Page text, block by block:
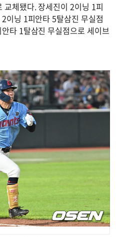
체됐다. 장세진이 2이닝 1피
이닝 1피안타 5탈삼진 무실점
타 1탈삼진 무실점으로 세이브